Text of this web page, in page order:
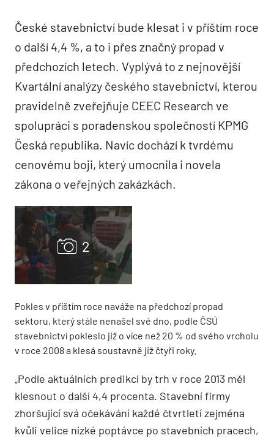
České stavebnictví bude klesat i v příštím roce
o další 4,4 %, a to i přes značný propad v
předchozích letech. Vyplývá to z nejnovější
Kvartální analýzy českého stavebnictví, kterou
pravidelně zveřejňuje CEEC Research ve
spolupráci s poradenskou společností KPMG
Česká republika. Navíc dochází k tvrdému
cenovému boji, který umocnila i novela
zákona o veřejných zakázkách.
Pokles v příštím roce naváže na předchozí propad
sektoru, který stále nenašel své dno, podle ČSÚ
stavebnictví pokleslo již o více než 20 % od svého vrcholu
v roce 2008 a klesá soustavně již čtyři roky.
„Podle aktuálních predikcí by trh v roce 2013 měl
klesnout o další 4,4 procenta. Stavební firmy
zhoršující svá očekávání každé čtvrtletí zejména
kvůli velice nízké poptávce po stavebních pracech,